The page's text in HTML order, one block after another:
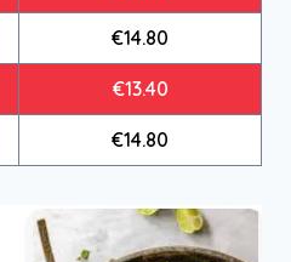
€14.80
€13.40
€14.80